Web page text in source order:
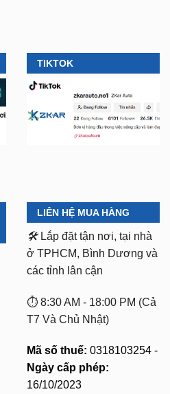
TIKTOK
LIÊN HỆ MUA HÀNG
🛠️ Lắp đặt tận nơi, tại nhà
ở TPHCM, Bình Dương và
các tỉnh lân cận
⏱️ 8:30 AM - 18:00 PM (Cả
T7 Và Chủ Nhật)
Mã số thuế: 0318103254 -
Ngày cấp phép:
16/10/2023